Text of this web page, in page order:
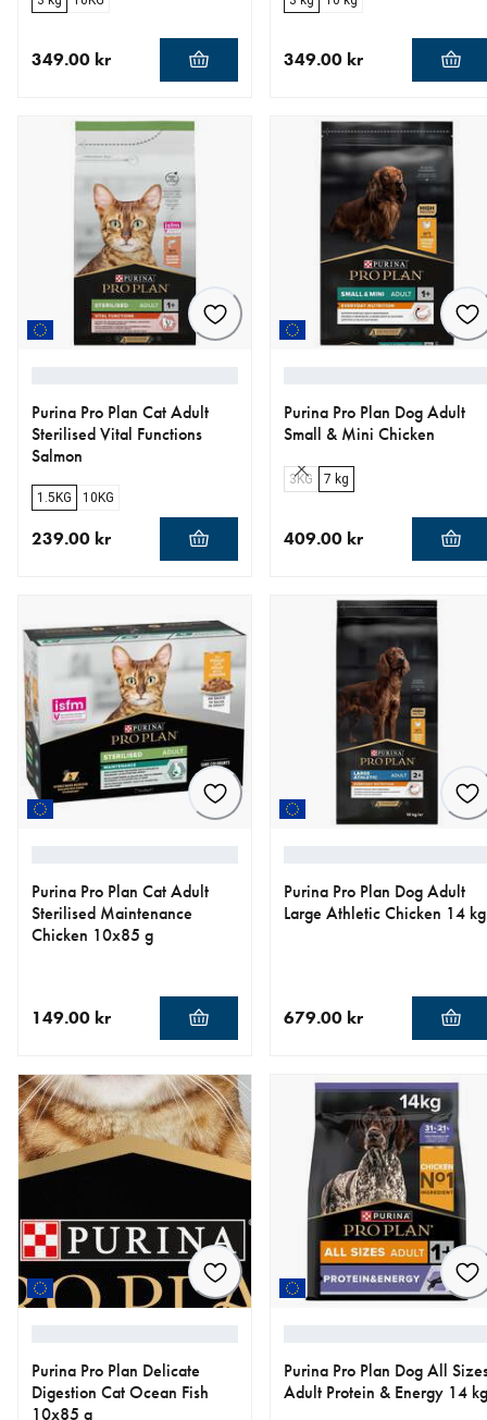
349.00 kr 349.00 kr
Purina Pro Plan Cat Adult
Sterilised Vital Functions
Salmon
1.5KG 10KG
239.00 kr
Purina Pro Plan Dog Adult
Small & Mini Chicken
3KG 7 kg
409.00 kr
Purina Pro Plan Cat Adult
Sterilised Maintenance
Chicken 10x85 g
149.00 kr
Purina Pro Plan Dog Adult
Large Athletic Chicken 14 kg
679.00 kr
Purina Pro Plan Delicate
Digestion Cat Ocean Fish
10x85 g
Purina Pro Plan Dog All
Adult Protein & Energy 14 kg